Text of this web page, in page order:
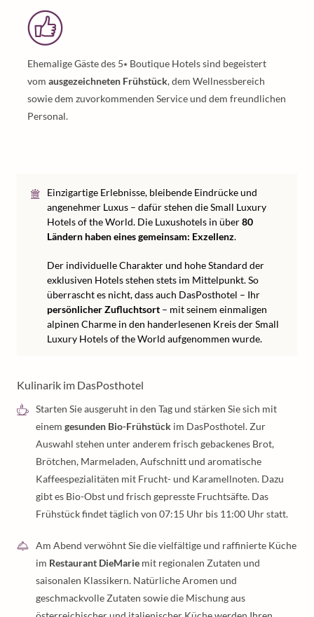
Ehemalige Gäste des 5⭑ Boutique Hotels sind begeistert
vom ausgezeichneten Frühstück, dem Wellnessbereich
sowie dem zuvorkommenden Service und dem freundlichen
Personal.
Einzigartige Erlebnisse, bleibende Eindrücke und
angenehmer Luxus – dafür stehen die Small Luxury
Hotels of the World. Die Luxushotels in über80
Ländern haben eines gemeinsam: Exzellenz.
Der individuelle Charakter und hohe Standard der
exklusiven Hotels stehen stets im Mittelpunkt. So
überrascht es nicht, dass auch DasPosthotel – Ihr
persönlicher Zufluchtsort – mit seinem einmaligen
alpinen Charme in den handerlesenen Kreis der Small
Luxury Hotels of the World aufgenommen wurde.
Kulinarik im DasPosthotel
Starten Sie ausgeruht in den Tag und stärken Sie sich mit
einem gesunden Bio-Frühstück im DasPosthotel. Zur
Auswahl stehen unter anderem frisch gebackenes Brot,
Brötchen, Marmeladen, Aufschnitt und aromatische
Kaffeespezialitäten mit Frucht- und Karamellnoten. Dazu
gibt es Bio-Obst und frisch gepresste Fruchtsäfte. Das
Frühstück findet täglich von 07:15 Uhr bis 11:00 Uhr statt.
Am Abend verwöhnt Sie die vielfältige und raffinierte Küche
im Restaurant DieMarie mit regionalen Zutaten und
saisonalen Klassikern. Natürliche Aromen und
geschmackvolle Zutaten sowie die Mischung aus